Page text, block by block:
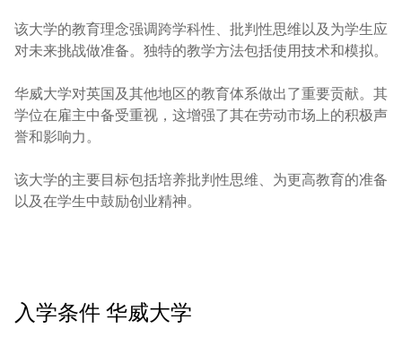
该大学的教育理念强调跨学科性、批判性思维以及为学生应
对未来挑战做准备。独特的教学方法包括使用技术和模拟。
华威大学对英国及其他地区的教育体系做出了重要贡献。其
学位在雇主中备受重视，这增强了其在劳动市场上的积极声
誉和影响力。
该大学的主要目标包括培养批判性思维、为更高教育的准备
以及在学生中鼓励创业精神。
入学条件 华威大学